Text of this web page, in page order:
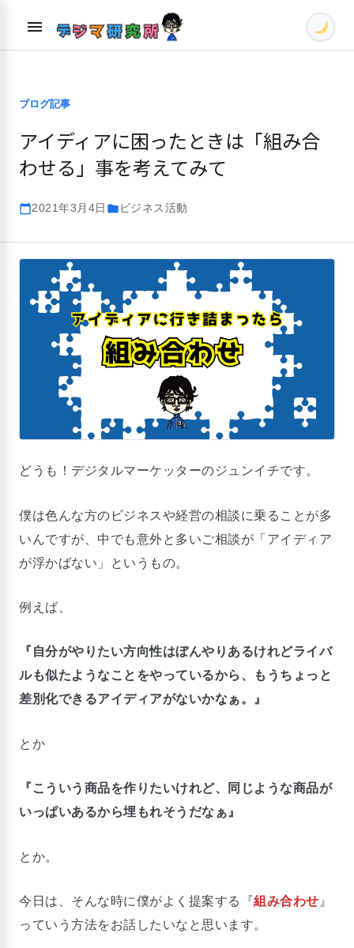
menu
ブログ記事
アイディアに困ったときは「組み合
わせる」事を考えてみて
calendar_today2021年3月4日 folderビジネス活動
どうも！デジタルマーケッターのジュンイチです。
僕は色んな方のビジネスや経営の相談に乗ることが多
いんですが、中でも意外と多いご相談が「アイディア
が浮かばない」というもの。
例えば、
『自分がやりたい方向性はぼんやりあるけれどライバ
ルも似たようなことをやっているから、もうちょっと
差別化できるアイディアがないかなぁ。』
とか
『こういう商品を作りたいけれど、同じような商品が
いっぱいあるから埋もれそうだなぁ』
とか。
今日は、そんな時に僕がよく提案する『組み合わせ 』
っていう方法をお話したいなと思います。